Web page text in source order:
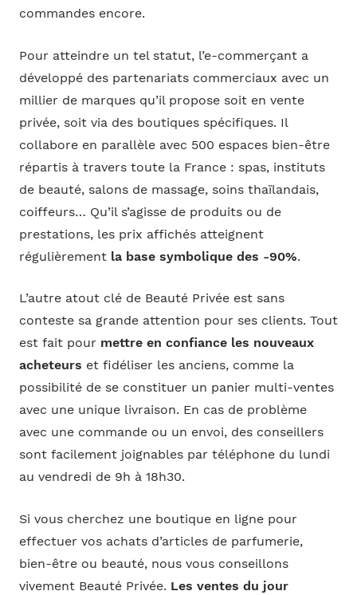
commandes encore.
Pour atteindre un tel statut, l’e-commerçant a
développé des partenariats commerciaux avec un
millier de marques qu’il propose soit en vente
privée, soit via des boutiques spécifiques. Il
collabore en parallèle avec 500 espaces bien-être
répartis à travers toute la France : spas, instituts
de beauté, salons de massage, soins thaïlandais,
coiffeurs… Qu’il s’agisse de produits ou de
prestations, les prix affichés atteignent
régulièrement la base symbolique des -90%.
L’autre atout clé de Beauté Privée est sans
conteste sa grande attention pour ses clients. Tout
est fait pour mettre en confiance les nouveaux
acheteurs et fidéliser les anciens, comme la
possibilité de se constituer un panier multi-ventes
avec une unique livraison. En cas de problème
avec une commande ou un envoi, des conseillers
sont facilement joignables par téléphone du lundi
au vendredi de 9h à 18h30.
Si vous cherchez une boutique en ligne pour
effectuer vos achats d’articles de parfumerie,
bien-être ou beauté, nous vous conseillons
vivement Beauté Privée. Les ventes du jour